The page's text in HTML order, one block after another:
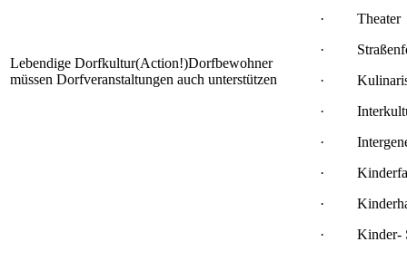
Lebendige Dorfkultur(Action!)Dorfbewohner
müssen Dorfveranstaltungen auch unterstützen
· Theater
·
·
·
·
·
·
· Kinder-